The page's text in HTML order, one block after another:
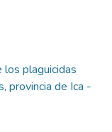
plaguicidas
provincia de Ica -